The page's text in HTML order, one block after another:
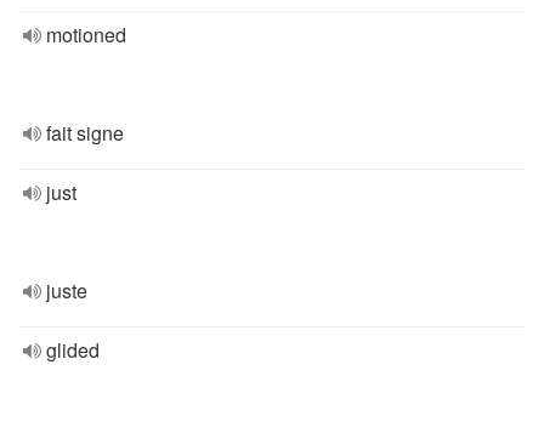
motioned
fait signe
just
juste
glided